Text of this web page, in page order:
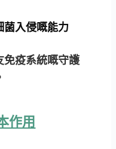
菌入侵嘅能力
免疫系統嘅守護
作用